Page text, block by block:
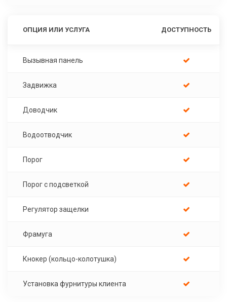
ОПЦИЯ ИЛИ УСЛУГА ДОСТУПНОСТЬ
Вызывная панель
Задвижка
Доводчик
Водоотводчик
Порог
Порог с подсветкой
Регулятор защелки
Фрамуга
Кнокер (кольцо-колотушка)
Установка фурнитуры клиента